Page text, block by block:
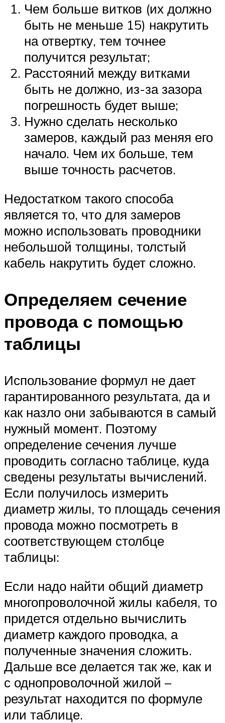
Чем больше витков (их должно
быть не меньше 15) накрутить
на отвертку, тем точнее
получится результат;
Расстояний между витками
быть не должно, из-за зазора
погрешность будет выше;
Нужно сделать несколько
замеров, каждый раз меняя его
начало. Чем их больше, тем
выше точность расчетов.
Недостатком такого способа
является то, что для замеров
можно использовать проводники
небольшой толщины, толстый
кабель накрутить будет сложно.
Определяем сечение
провода с помощью
таблицы
Использование формул не дает
гарантированного результата, да и
как назло они забываются в самый
нужный момент. Поэтому
определение сечения лучше
проводить согласно таблице, куда
сведены результаты вычислений.
Если получилось измерить
диаметр жилы, то площадь сечения
провода можно посмотреть в
соответствующем столбце
таблицы:
Если надо найти общий диаметр
многопроволочной жилы кабеля, то
придется отдельно вычислить
диаметр каждого проводка, а
полученные значения сложить.
Дальше все делается так же, как и
с однопроволочной жилой –
результат находится по формуле
или таблице.